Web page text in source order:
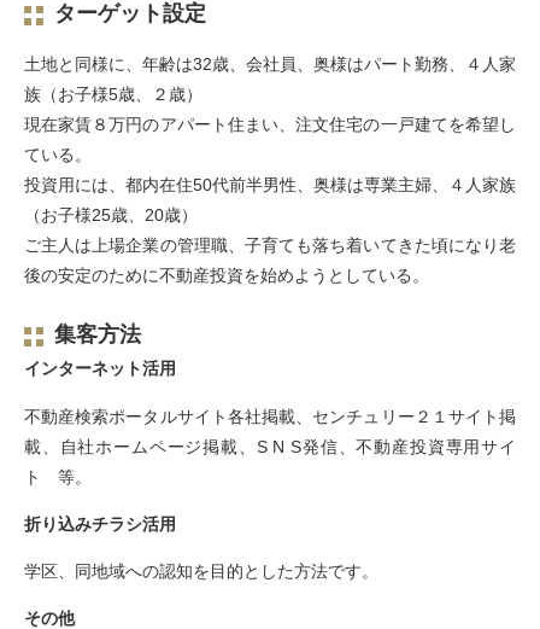
ターゲット設定
土地と同様に、年齢は32歳、会社員、奥様はパート勤務、４人家
族（お子様5歳、２歳）
現在家賃８万円のアパート住まい、注文住宅の一戸建てを希望し
ている。
投資用には、都内在住50代前半男性、奥様は専業主婦、４人家族
（お子様25歳、20歳）
ご主人は上場企業の管理職、子育ても落ち着いてきた頃になり老
後の安定のために不動産投資を始めようとしている。
集客方法
インターネット活用
不動産検索ポータルサイト各社掲載、センチュリー２１サイト掲
載、自社ホームページ掲載、S N S発信、不動産投資専用サイ
ト 等。
折り込みチラシ活用
学区、同地域への認知を目的とした方法です。
その他